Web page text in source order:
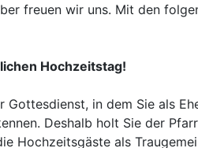
freuen wir uns. Mit den
Hochzeitstag!
in dem Sie als
Deshalb holt Sie der
Hochzeitsgäste als